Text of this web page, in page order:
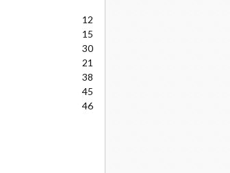
12
15
30
21
38
45
46